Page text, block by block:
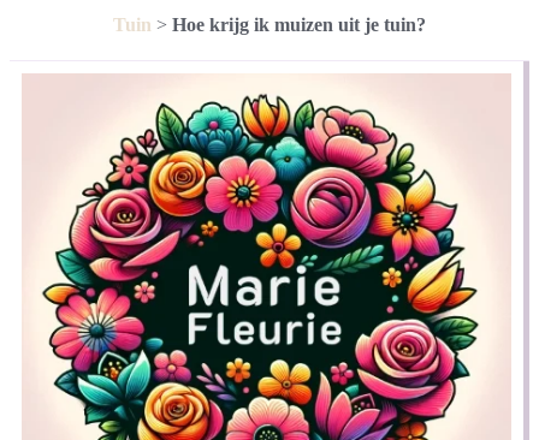
Tuin > Hoe krijg ik muizen uit je tuin?